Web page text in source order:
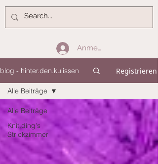
Anmelden
blog - hinter.den.kulissen Registrieren
Alle Beiträge
Knit.ding's
Strickzimmer
Alle Beiträge